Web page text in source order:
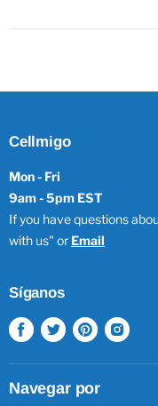
Cellmigo
Mon - Fri
9am - 5pm EST
If you have questions
with us" or Email
Síganos
Encuéntrenos
en
Facebook
Encuéntrenos
en
Twitter
en
Pinterest
Navegar por